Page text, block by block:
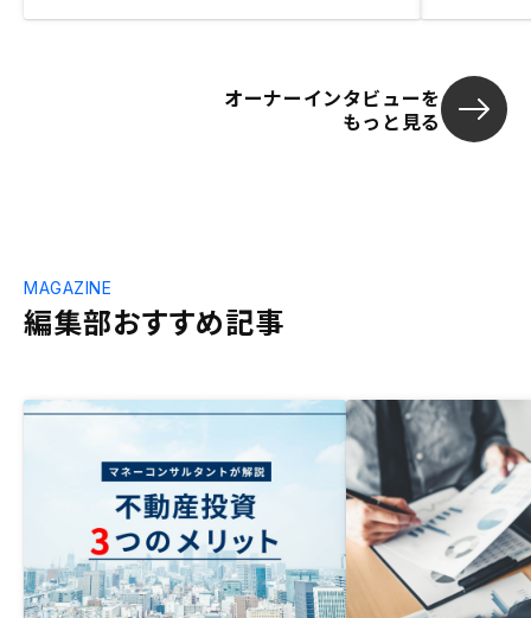
オーナーインタビューを
もっと見る
編集部おすすめ記事
MAGAZINE